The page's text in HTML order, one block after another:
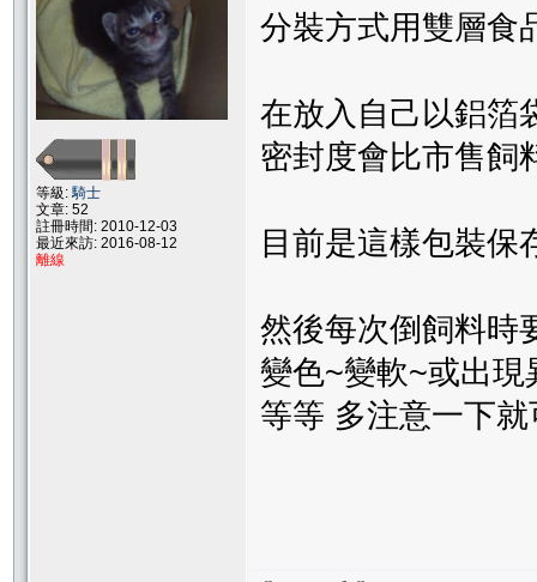
等級:騎士
文章: 52
註冊時間: 2010-12-03
最近來訪: 2016-08-12
離線
分裝方式用雙層食
在放入自己以鋁箔
密封度會比市售飼
目前是這樣包裝保
然後每次倒飼料時
變色~變軟~或出現
等等 多注意一下